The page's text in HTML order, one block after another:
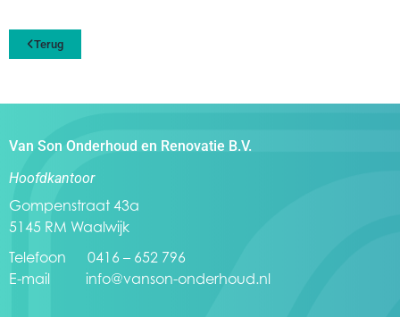
Terug
Van Son Onderhoud en Renovatie B.V.
Hoofdkantoor
Gompenstraat 43a
5145 RM Waalwijk
Telefoon 0416 – 652 796
E-mail info@vanson-onderhoud.nl